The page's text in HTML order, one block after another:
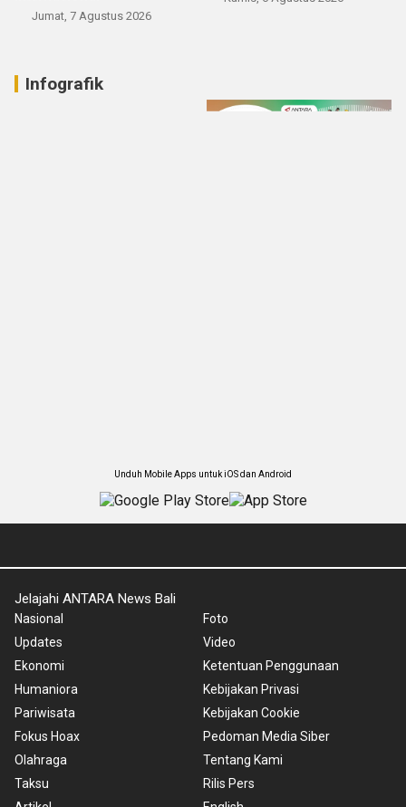
Jumat, 7 Agustus 2026
Infografik
Unduh Mobile Apps untuk iOS dan Android
Jelajahi ANTARA News Bali
Nasional
Updates
Ekonomi
Humaniora
Pariwisata
Fokus Hoax
Olahraga
Taksu
Foto
Video
Ketentuan Penggunaan
Kebijakan Privasi
Kebijakan Cookie
Pedoman Media Siber
Tentang Kami
Rilis Pers